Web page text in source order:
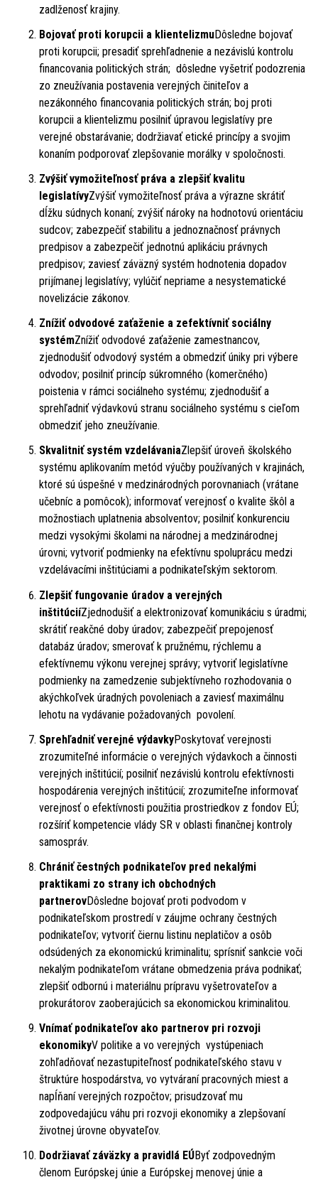
zadlženosť krajiny.
Bojovať proti korupcii a klientelizmuDôsledne bojovať
proti korupcii; presadiť sprehľadnenie a nezávislú kontrolu
financovania politických strán; dôsledne vyšetriť podozrenia
zo zneužívania postavenia verejných činiteľov a
nezákonného financovania politických strán; boj proti
korupcii a klientelizmu posilniť úpravou legislatívy pre
verejné obstarávanie; dodržiavať etické princípy a svojim
konaním podporovať zlepšovanie morálky v spoločnosti.
Zvýšiť vymožiteľnosť práva a zlepšiť kvalitu
legislatívyZvýšiť vymožiteľnosť práva a výrazne skrátiť
dĺžku súdnych konaní; zvýšiť nároky na hodnotovú orientáciu
sudcov; zabezpečiť stabilitu a jednoznačnosť právnych
predpisov a zabezpečiť jednotnú aplikáciu právnych
predpisov; zaviesť záväzný systém hodnotenia dopadov
prijímanej legislatívy; vylúčiť nepriame a nesystematické
novelizácie zákonov.
Znížiť odvodové zaťaženie a zefektívniť sociálny
systémZnížiť odvodové zaťaženie zamestnancov,
zjednodušiť odvodový systém a obmedziť úniky pri výbere
odvodov; posilniť princíp súkromného (komerčného)
poistenia v rámci sociálneho systému; zjednodušiť a
sprehľadniť výdavkovú stranu sociálneho systému s cieľom
obmedziť jeho zneužívanie.
Skvalitniť systém vzdelávaniaZlepšiť úroveň školského
systému aplikovaním metód výučby používaných v krajinách,
ktoré sú úspešné v medzinárodných porovnaniach (vrátane
učebníc a pomôcok); informovať verejnosť o kvalite škôl a
možnostiach uplatnenia absolventov; posilniť konkurenciu
medzi vysokými školami na národnej a medzinárodnej
úrovni; vytvoriť podmienky na efektívnu spoluprácu medzi
vzdelávacími inštitúciami a podnikateľským sektorom.
Zlepšiť fungovanie úradov a verejných
inštitúciíZjednodušiť a elektronizovať komunikáciu s úradmi;
skrátiť reakčné doby úradov; zabezpečiť prepojenosť
databáz úradov; smerovať k pružnému, rýchlemu a
efektívnemu výkonu verejnej správy; vytvoriť legislatívne
podmienky na zamedzenie subjektívneho rozhodovania o
akýchkoľvek úradných povoleniach a zaviesť maximálnu
lehotu na vydávanie požadovaných povolení.
Sprehľadniť verejné výdavkyPoskytovať verejnosti
zrozumiteľné informácie o verejných výdavkoch a činnosti
verejných inštitúcií; posilniť nezávislú kontrolu efektívnosti
hospodárenia verejných inštitúcií; zrozumiteľne informovať
verejnosť o efektívnosti použitia prostriedkov z fondov EÚ;
rozšíriť kompetencie vlády SR v oblasti finančnej kontroly
samospráv.
Chrániť čestných podnikateľov pred nekalými
praktikami zo strany ich obchodných
partnerovDôsledne bojovať proti podvodom v
podnikateľskom prostredí v záujme ochrany čestných
podnikateľov; vytvoriť čiernu listinu neplatičov a osôb
odsúdených za ekonomickú kriminalitu; sprísniť sankcie voči
nekalým podnikateľom vrátane obmedzenia práva podnikať;
zlepšiť odbornú i materiálnu prípravu vyšetrovateľov a
prokurátorov zaoberajúcich sa ekonomickou kriminalitou.
Vnímať podnikateľov ako partnerov pri rozvoji
ekonomikyV politike a vo verejných vystúpeniach
zohľadňovať nezastupiteľnosť podnikateľského stavu v
štruktúre hospodárstva, vo vytváraní pracovných miest a
napĺňaní verejných rozpočtov; prisudzovať mu
zodpovedajúcu váhu pri rozvoji ekonomiky a zlepšovaní
životnej úrovne obyvateľov.
Dodržiavať záväzky a pravidlá EÚByť zodpovedným
členom Európskej únie a Európskej menovej únie a